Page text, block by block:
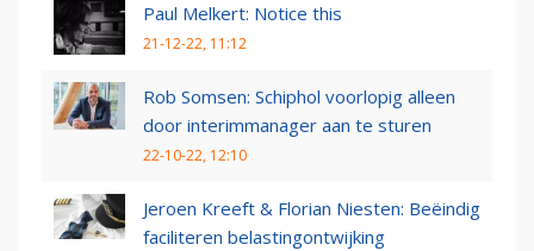
Paul Melkert: Notice this
21-12-22, 11:12
Rob Somsen: Schiphol voorlopig alleen
door interimmanager aan te sturen
22-10-22, 12:10
Jeroen Kreeft & Florian Niesten: Beëindig
faciliteren belastingontwijking